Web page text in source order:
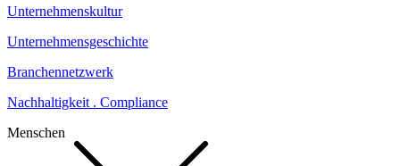
Unternehmenskultur
Unternehmensgeschichte
Branchennetzwerk
Nachhaltigkeit . Compliance
Menschen